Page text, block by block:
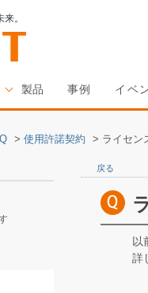
。
製品 事例 イベ
> 使用許諾契約 > ライセン
戻る
以
詳